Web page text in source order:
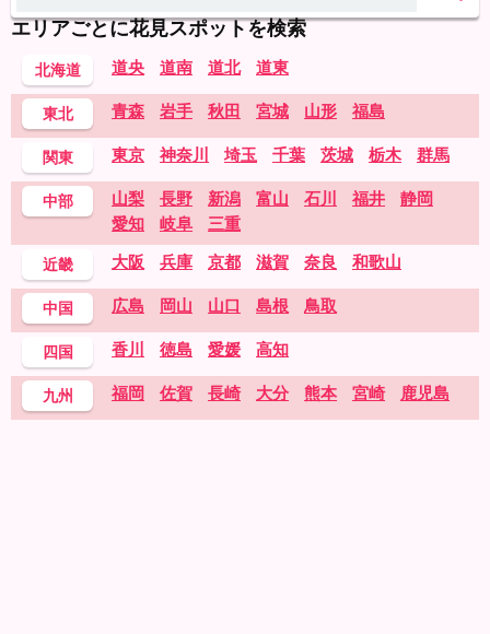
エリアごとに花見スポットを検索
北海道 道央 道南 道北 道東
東北 青森 岩手 秋田 宮城 山形 福島
関東 東京 神奈川 埼玉 千葉 茨城 栃木 群馬
中部 山梨 長野 新潟 富山 石川 福井
静岡
愛知
岐阜 三重
近畿 大阪 兵庫 京都 滋賀 奈良 和歌山
中国 広島 岡山 山口 島根 鳥取
四国 香川 徳島 愛媛 高知
九州 福岡 佐賀 長崎 大分 熊本 宮崎 鹿児島